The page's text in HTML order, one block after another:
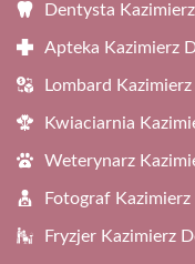
Dentysta
Apteka Kazimierz
Lombard
Kwiaciarnia
Weterynarz
Fotograf
Fryzjer Kazimierz